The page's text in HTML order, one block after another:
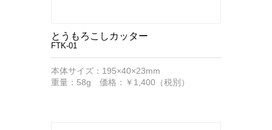
とうもろこしカッター
FTK-01
本体サイズ：195×40×23mm
重量：58g 価格：￥1,400（税別）